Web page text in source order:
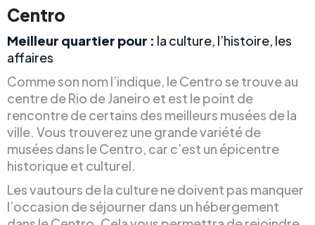
Centro
Meilleur quartier pour : la culture, l’histoire, les
affaires
Comme son nom l’indique, le Centro se trouve au
centre de Rio de Janeiro et est le point de
rencontre de certains des meilleurs musées de la
ville. Vous trouverez une grande variété de
musées dans le Centro, car c’est un épicentre
historique et culturel.
Les vautours de la culture ne doivent pas manquer
l’occasion de séjourner dans un hébergement